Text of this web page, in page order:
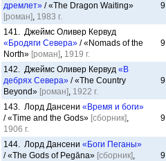
дремлет» / «The Dragon Waiting»
[роман], 1983 г.
9
141. Джеймс Оливер Кервуд
«Бродяги Севера» / «Nomads of the
North» [роман], 1919 г.
9
142. Джеймс Оливер Кервуд «В
дебрях Севера» / «The Country
Beyond» [роман], 1922 г.
9
143. Лорд Дансени «Время и боги»
/ «Time and the Gods» [сборник],
1906 г.
9
144. Лорд Дансени «Боги Пеганы»
/ «The Gods of Pegāna» [сборник],
9